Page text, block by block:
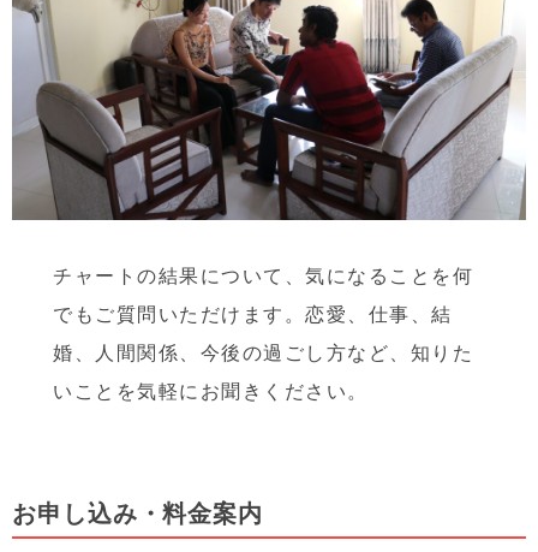
チャートの結果について、気になることを何
でもご質問いただけます。恋愛、仕事、結
婚、人間関係、今後の過ごし方など、知りた
いことを気軽にお聞きください。
お申し込み・料金案内